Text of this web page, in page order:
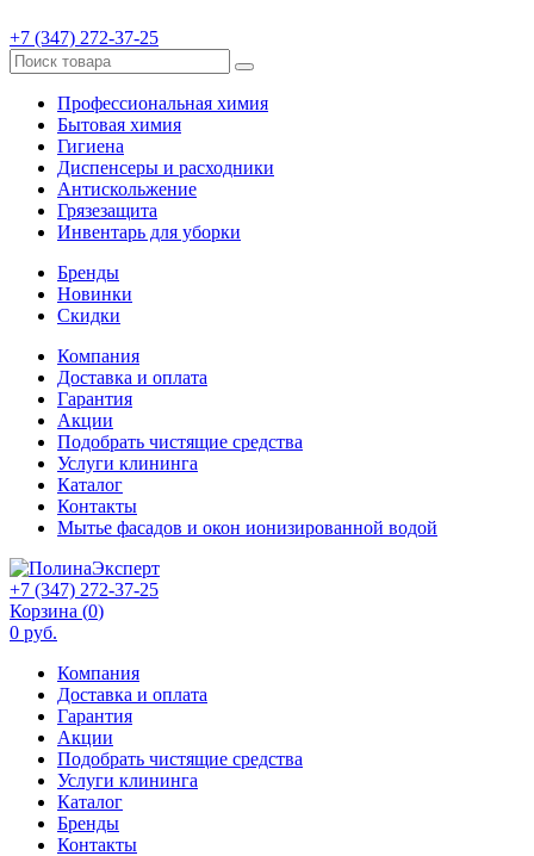
+7 (347) 272-37-25
Профессиональная химия
Бытовая химия
Гигиена
Диспенсеры и расходники
Антискольжение
Грязезащита
Инвентарь для уборки
Бренды
Новинки
Скидки
Компания
Доставка и оплата
Гарантия
Акции
Подобрать чистящие средства
Услуги клининга
Каталог
Контакты
Мытье фасадов и окон ионизированной водой
+7 (347) 272-37-25
Корзина (0)
0 руб.
Компания
Доставка и оплата
Гарантия
Акции
Подобрать чистящие средства
Услуги клининга
Каталог
Бренды
Контакты